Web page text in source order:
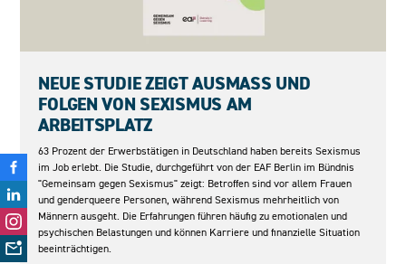
NEUE STUDIE ZEIGT AUSMASS UND F
OLGEN VON SEXISMUS AM A
RBEITSPLATZ
63 Prozent der Erwerbstätigen in Deutschland haben bereits Sexismus
im Job erlebt. Die Studie, durchgeführt von der EAF Berlin im Bündnis
"Gemeinsam gegen Sexismus" zeigt: Betroffen sind vor allem Frauen
und genderqueere Personen, während Sexismus mehrheitlich von
Männern ausgeht. Die Erfahrungen führen häufig zu emotionalen und
psychischen Belastungen und können Karriere und finanzielle Situation
beeinträchtigen.